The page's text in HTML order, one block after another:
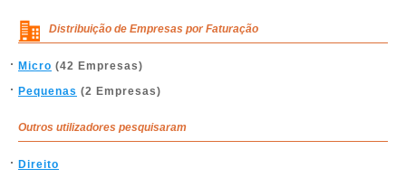
Distribuição de Empresas por Faturação
Micro (42 Empresas)
Pequenas (2 Empresas)
Outros utilizadores pesquisaram
Direito